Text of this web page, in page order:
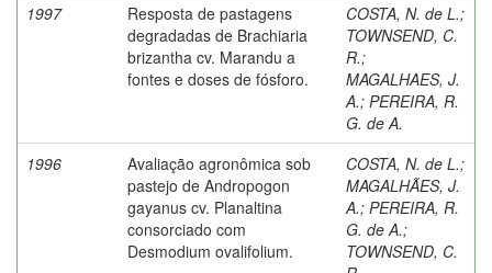
1997
Resposta de pastagens
degradadas de Brachiaria
brizantha cv. Marandu a
fontes e doses de fósforo.
COSTA, N. de L.;
TOWNSEND, C.
R.;
MAGALHAES, J.
A.; PEREIRA, R.
G. de A.
1996
Avaliação agronômica sob
pastejo de Andropogon
gayanus cv. Planaltina
consorciado com
Desmodium ovalifolium.
COSTA, N. de L.;
MAGALHÃES, J.
A.; PEREIRA, R.
G. de A.;
TOWNSEND, C.